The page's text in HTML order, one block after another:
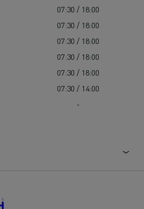
07:30 / 18:00
07:30 / 18:00
07:30 / 18:00
07:30 / 18:00
07:30 / 18:00
07:30 / 14:00
-